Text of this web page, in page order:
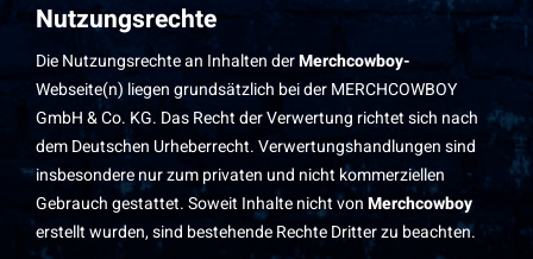
Nutzungsrechte
Die Nutzungsrechte an Inhalten derMerchcowboy-
Webseite(n) liegen grundsätzlich bei der MERCHCOWBOY
GmbH & Co. KG. Das Recht der Verwertung richtet sich nach
dem Deutschen Urheberrecht. Verwertungshandlungen sind
insbesondere nur zum privaten und nicht kommerziellen
Gebrauch gestattet. Soweit Inhalte nicht vonMerchcowboy
erstellt wurden, sind bestehende Rechte Dritter zu beachten.